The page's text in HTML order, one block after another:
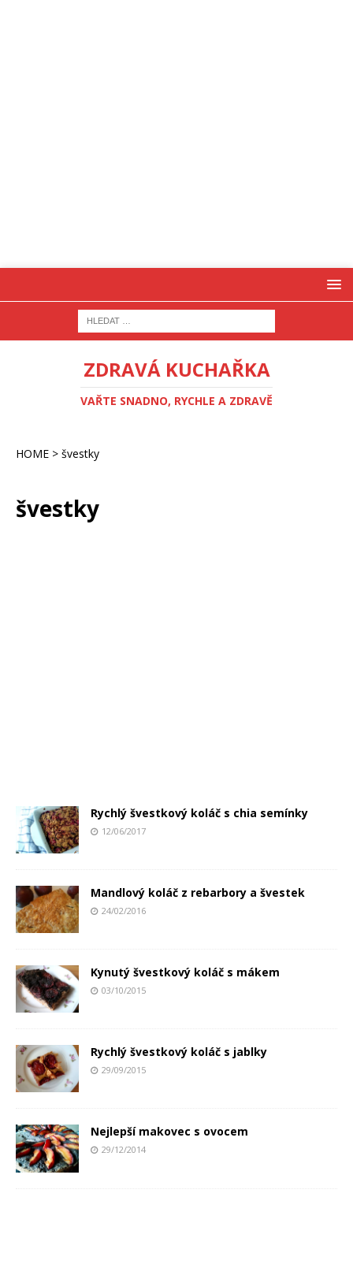
ZDRAVÁ KUCHAŘKA
VAŘTE SNADNO, RYCHLE A ZDRAVĚ
HOME > švestky
švestky
Rychlý švestkový koláč s chia semínky
12/06/2017
Mandlový koláč z rebarbory a švestek
24/02/2016
Kynutý švestkový koláč s mákem
03/10/2015
Rychlý švestkový koláč s jablky
29/09/2015
Nejlepší makovec s ovocem
29/12/2014